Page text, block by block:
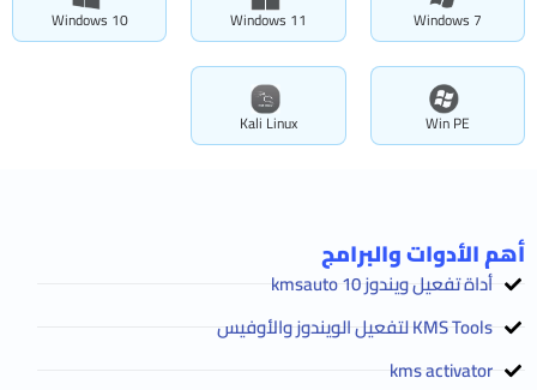
Windows 7
Windows 11
Windows 10
Win PE
Kali Linux
أهم الأدوات والبرامج
أداة تفعيل ويندوز 10 kmsauto
KMS Tools لتفعيل الويندوز والأوفيس
kms activator